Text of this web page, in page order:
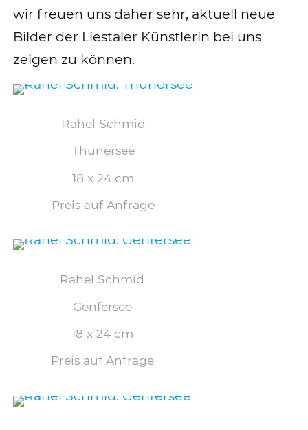
wir freuen uns daher sehr, aktuell neue
Bilder der Liestaler Künstlerin bei uns
zeigen zu können.
Rahel Schmid
Thunersee
18 x 24 cm
Preis auf Anfrage
Rahel Schmid
Genfersee
18 x 24 cm
Preis auf Anfrage